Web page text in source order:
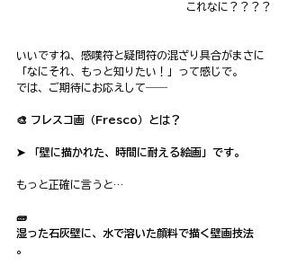
これなに？？？？
いいですね、感嘆符と疑問符の混ざり具合がまさに
「なにそれ、もっと知りたい！」って感じで。
では、ご期待にお応えして――
🎨 フレスコ画（Fresco）とは？
➤ 「壁に描かれた、時間に耐える絵画」です。
もっと正確に言うと…
🧱
湿った石灰壁に、水で溶いた顔料で描く壁画技法
。